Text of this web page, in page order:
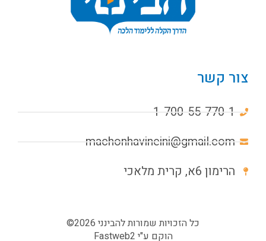
צור קשר
1-700-55-770-1
machonhavineini@gmail.com
הרימון 6א, קרית מלאכי
כל הזכויות שמורות להבינני 2026©
הוקם ע"י Fastweb2